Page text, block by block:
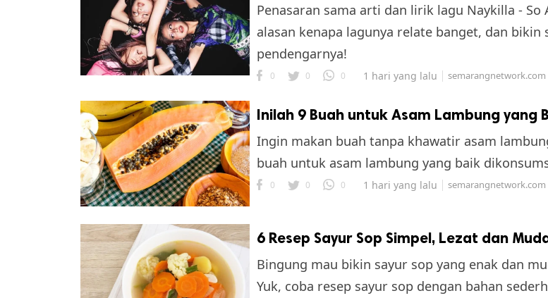
Penasaran sama arti dan lirik lagu Naykilla - So
alasan kenapa lagunya relate banget, dan
pendengarnya!
0 0 0 1 hari yang lalu semarangnetwork.com
Inilah 9 Buah untuk Asam Lambung yang
Ingin makan buah tanpa khawatir asam
buah untuk asam lambung yang baik
0 0 0 1 hari yang lalu semarangnetwork.com
6 Resep Sayur Sop Simpel, Lezat dan
Bingung mau bikin sayur sop yang enak dan
Yuk, coba resep sayur sop dengan bahan